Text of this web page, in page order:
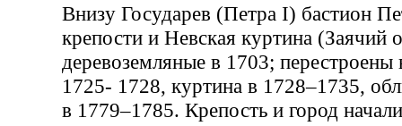
Внизу Государев (Петра I) бастион
крепости и Невская куртина (Заячий
деревоземляные в 1703; перестроены
1725- 1728, куртина в 1728–1735,
в 1779–1785. Крепость и город